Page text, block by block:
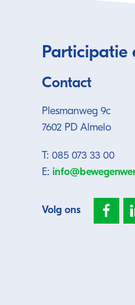
Participatie
Contact
Plesmanweg 9c
7602 PD Almelo
T: 085 073 33 00
E:
Volg ons